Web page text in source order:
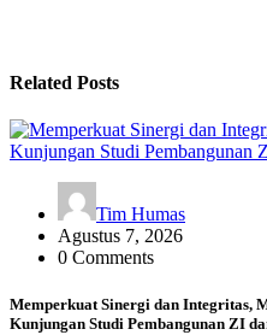
Related Posts
Tim Humas
Agustus 7, 2026
0 Comments
Memperkuat Sinergi dan Integritas,
Kunjungan Studi Pembangunan ZI